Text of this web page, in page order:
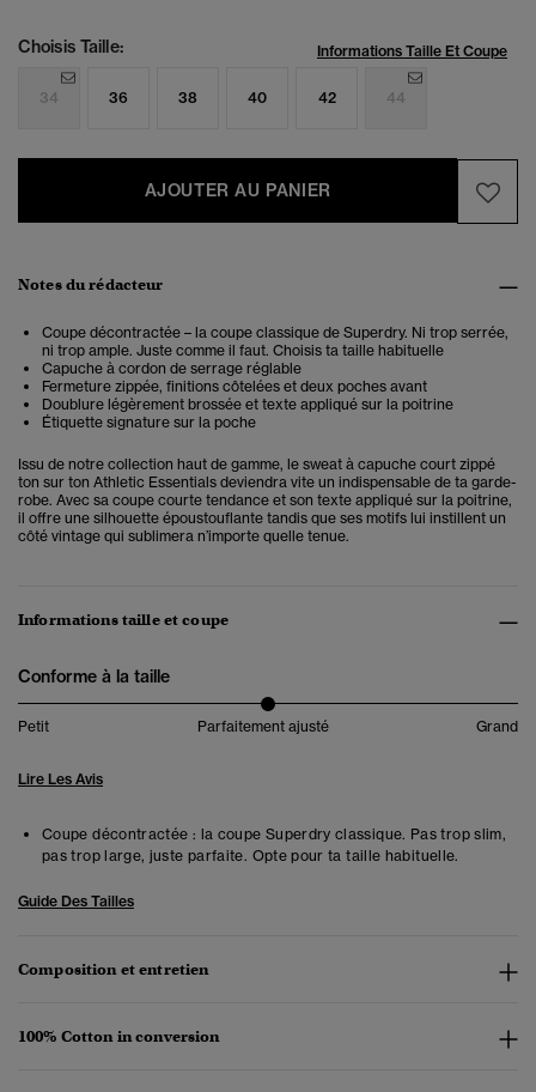
Choisis Taille: Informations Taille Et Coupe
34 36 38 40 42 44
AJOUTER AU PANIER
Notes du rédacteur
Coupe décontractée – la coupe classique de Superdry. Ni trop serrée,
ni trop ample. Juste comme il faut. Choisis ta taille habituelle
Capuche à cordon de serrage réglable
Fermeture zippée, finitions côtelées et deux poches avant
Doublure légèrement brossée et texte appliqué sur la poitrine
Étiquette signature sur la poche
Issu de notre collection haut de gamme, le sweat à capuche court zippé
ton sur ton Athletic Essentials deviendra vite un indispensable de ta garde-
robe. Avec sa coupe courte tendance et son texte appliqué sur la poitrine,
il offre une silhouette époustouflante tandis que ses motifs lui instillent un
côté vintage qui sublimera n’importe quelle tenue.
Informations taille et coupe
Conforme à la taille
Petit Parfaitement ajusté Grand
Lire Les Avis
Coupe décontractée : la coupe Superdry classique. Pas trop slim,
pas trop large, juste parfaite. Opte pour ta taille habituelle.
Guide Des Tailles
Composition et entretien
100% Cotton in conversion